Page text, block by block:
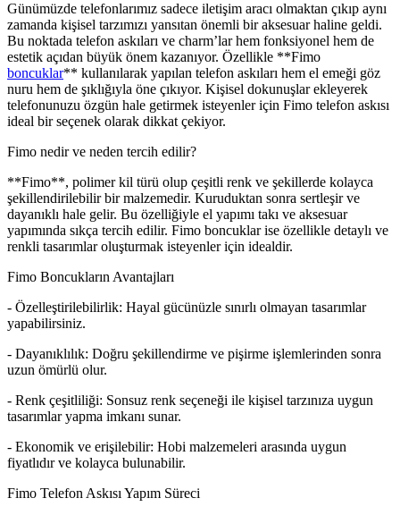
Günümüzde telefonlarımız sadece iletişim aracı olmaktan çıkıp aynı
zamanda kişisel tarzımızı yansıtan önemli bir aksesuar haline geldi.
Bu noktada telefon askıları ve charm’lar hem fonksiyonel hem de
estetik açıdan büyük önem kazanıyor. Özellikle **Fimo
boncuklar** kullanılarak yapılan telefon askıları hem el emeği göz
nuru hem de şıklığıyla öne çıkıyor. Kişisel dokunuşlar ekleyerek
telefonunuzu özgün hale getirmek isteyenler için Fimo telefon askısı
ideal bir seçenek olarak dikkat çekiyor.
Fimo nedir ve neden tercih edilir?
**Fimo**, polimer kil türü olup çeşitli renk ve şekillerde kolayca
şekillendirilebilir bir malzemedir. Kuruduktan sonra sertleşir ve
dayanıklı hale gelir. Bu özelliğiyle el yapımı takı ve aksesuar
yapımında sıkça tercih edilir. Fimo boncuklar ise özellikle detaylı ve
renkli tasarımlar oluşturmak isteyenler için idealdir.
Fimo Boncukların Avantajları
- Özelleştirilebilirlik: Hayal gücünüzle sınırlı olmayan tasarımlar
yapabilirsiniz.
- Dayanıklılık: Doğru şekillendirme ve pişirme işlemlerinden sonra
uzun ömürlü olur.
- Renk çeşitliliği: Sonsuz renk seçeneği ile kişisel tarzınıza uygun
tasarımlar yapma imkanı sunar.
- Ekonomik ve erişilebilir: Hobi malzemeleri arasında uygun
fiyatlıdır ve kolayca bulunabilir.
Fimo Telefon Askısı Yapım Süreci